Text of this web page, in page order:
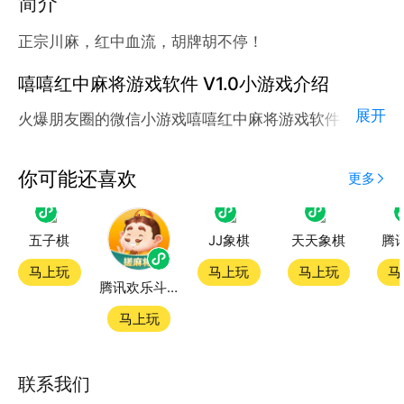
正宗川麻，红中血流，胡牌胡不停！
嘻嘻红中麻将游戏软件 V1.0小游戏介绍
火爆朋友圈的微信小游戏嘻嘻红中麻将游戏软件 V1.0
应用宝为腾讯官方游戏平台，收录海量正版授权的高热
度精品小游戏。直接搜索或者在小游戏 tab 发现热门
嘻嘻红中麻将游戏软件 V1.0小游戏双平台畅玩
官方授权，在电脑上和手机上双端都能直接畅玩微信小
第一步：点击下载应用宝客户端，第二步：一键登录，
展开
你可能还喜欢 更多
五子棋
马上玩
腾讯欢乐斗地主
马上玩
JJ象棋
马上玩
天天象棋
马上玩
腾
联系我们